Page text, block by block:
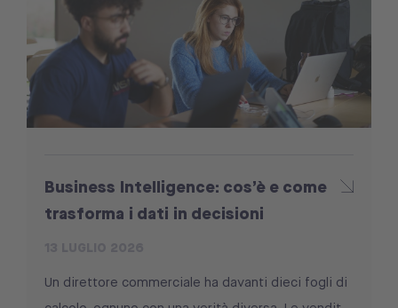
Business Intelligence: cos’è e come
trasforma i dati in decisioni
Un direttore commerciale ha davanti dieci fogli di